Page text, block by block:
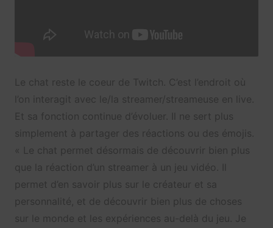
Le chat reste le coeur de Twitch. C’est l’endroit où
l’on interagit avec le/la streamer/streameuse en live.
Et sa fonction continue d’évoluer. Il ne sert plus
simplement à partager des réactions ou des émojis.
« Le chat permet désormais de découvrir bien plus
que la réaction d’un streamer à un jeu vidéo. Il
permet d’en savoir plus sur le créateur et sa
personnalité, et de découvrir bien plus de choses
sur le monde et les expériences au-delà du jeu. Je